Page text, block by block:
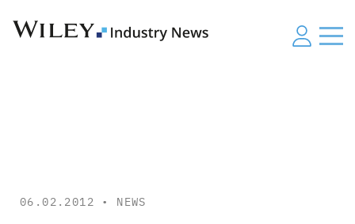
06.02.2012 • NEWS